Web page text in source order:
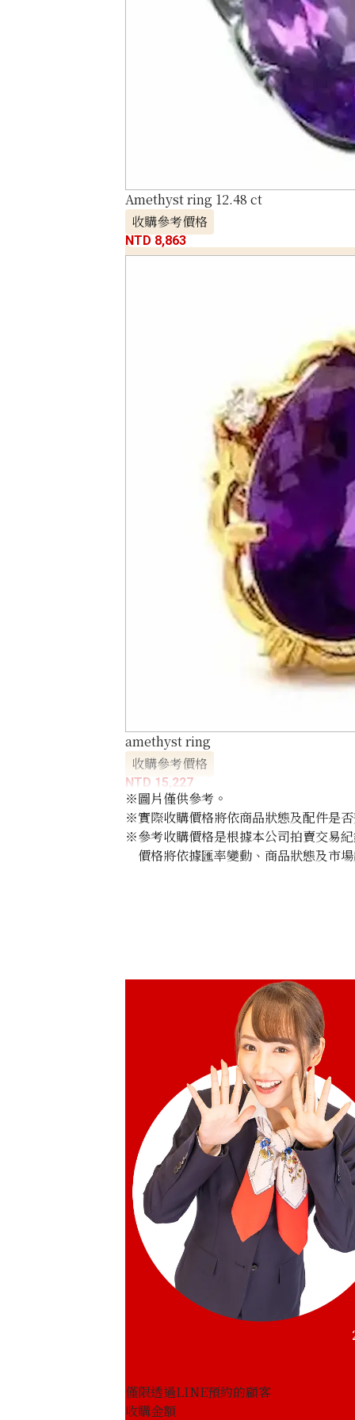
Amethyst ring 12.48 ct
收購參考價格
NTD 8,863
amethyst ring
收購參考價格
NTD 15,227
※圖片僅供參考。
※實際收購價格將依商品狀態及配件是
※參考收購價格是根據本公司拍賣交易
價格將依據匯率變動、商品狀態及市
僅限透過LINE預約的顧客
收購金額